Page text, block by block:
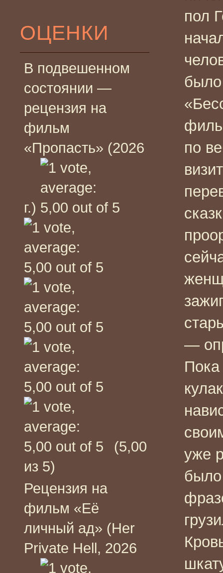
ОЦЕНКИ
В подвешенном
состоянии —
рецензия на
фильм
«Пропасть» (2026
г.)
(5,00
из 5)
Рецензия на
фильм «Её
личный ад» (Her
Private Hell, 2026
пол
было
по
—
Пока
уже
было